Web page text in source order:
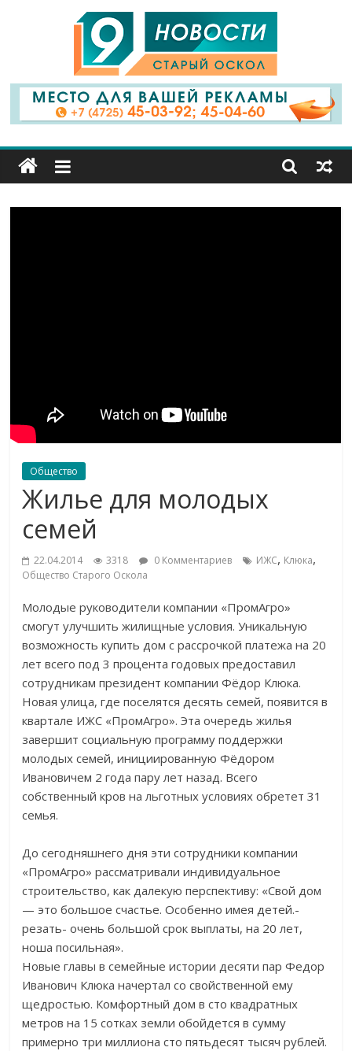
9
Канал
Старый
Общество
Жилье для молодых
семей
22.04.2014 3318 0 Комментариев ИЖС, Клюка,
Общество Старого Оскола
Молодые руководители компании «ПромАгро»
смогут улучшить жилищные условия. Уникальную
возможность купить дом с рассрочкой платежа на 20
лет всего под 3 процента годовых предоставил
сотрудникам президент компании Фёдор Клюка.
Новая улица, где поселятся десять семей, появится в
квартале ИЖС «ПромАгро». Эта очередь жилья
завершит социальную программу поддержки
молодых семей, инициированную Фёдором
Ивановичем 2 года пару лет назад. Всего
собственный кров на льготных условиях обретет 31
семья.
До сегодняшнего дня эти сотрудники компании
«ПромАгро» рассматривали индивидуальное
строительство, как далекую перспективу: «Свой дом
— это большое счастье. Особенно имея детей.-
резать- очень большой срок выплаты, на 20 лет,
ноша посильная».
Новые главы в семейные истории десяти пар Федор
Иванович Клюка начертал со свойственной ему
щедростью. Комфортный дом в сто квадратных
метров на 15 сотках земли обойдется в сумму
примерно три миллиона сто пятьдесят тысяч рублей.